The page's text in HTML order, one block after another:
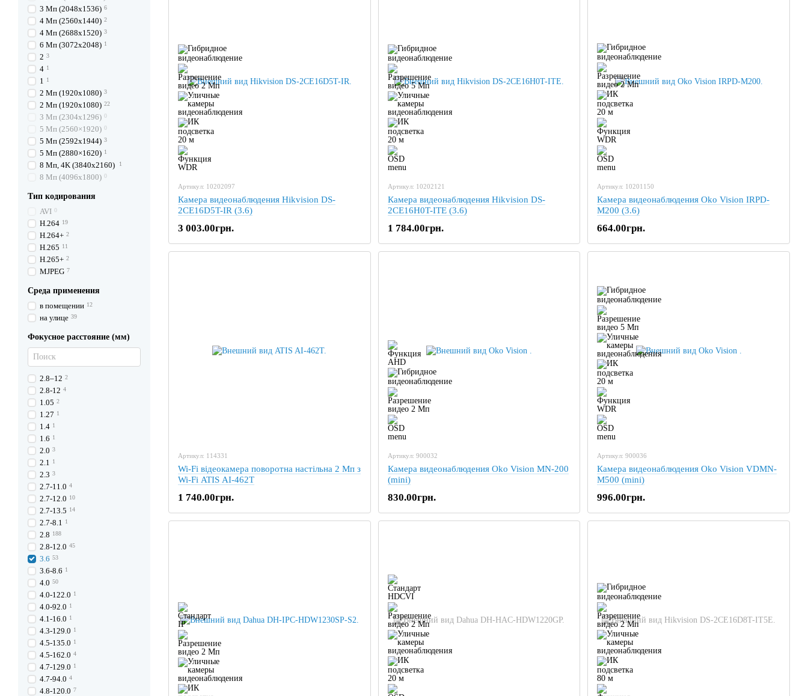
Артикул: 10202097
Камера видеонаблюдения Hikvision DS-
2CE16D5T-IR (3.6)
3 003.00грн.
Артикул: 10202121
Камера видеонаблюдения Hikvision DS-
2CE16H0T-ITE (3.6)
1 784.00грн.
Артикул: 10201150
Камера видеонаблюдения Oko Vision IRPD-
M200 (3.6)
664.00грн.
Артикул: 114331
Wi-Fi відеокамера поворотна настільна 2 Мп з
Wi-Fi ATIS AI-462T
1 740.00грн.
Артикул: 900032
Камера видеонаблюдения Oko Vision MN-200
(mini)
830.00грн.
Артикул: 900036
Камера видеонаблюдения Oko Vision VDMN-
M500 (mini)
996.00грн.
3 Mп (2048х1536) 6
4 Mп (2560х1440) 2
4 Mп (2688х1520) 3
6 Mп (3072х2048) 1
2 3
4 1
1 1
2 Mп (1920х1080) 3
2 Mп (1920х1080) 22
3 Mп (2304x1296) 0
5 Mп (2560×1920) 0
5 Mп (2592х1944) 3
5 Mп (2880×1620) 1
8 Mп, 4K (3840х2160) 1
8 Mп (4096x1800) 0
Тип кодирования
AVI 0
H.264 19
H.264+ 2
H.265 11
H.265+ 2
MJPEG 7
Среда применения
в помещении 12
на улице 39
Фокусное расстояние (мм)
2.8–12 2
2.8‐12 4
1.05 2
1.27 1
1.4 1
1.6 1
2.0 3
2.1 1
2.3 3
2.7-11.0 4
2.7-12.0 10
2.7-13.5 14
2.7-8.1 1
2.8 188
2.8-12.0 45
3.6 53
3.6-8.6 1
4.0 50
4.0-122.0 1
4.0-92.0 1
4.1-16.0 1
4.3-129.0 1
4.5-135.0 1
4.5-162.0 4
4.7-129.0 1
4.7-94.0 4
4.8-120.0 7